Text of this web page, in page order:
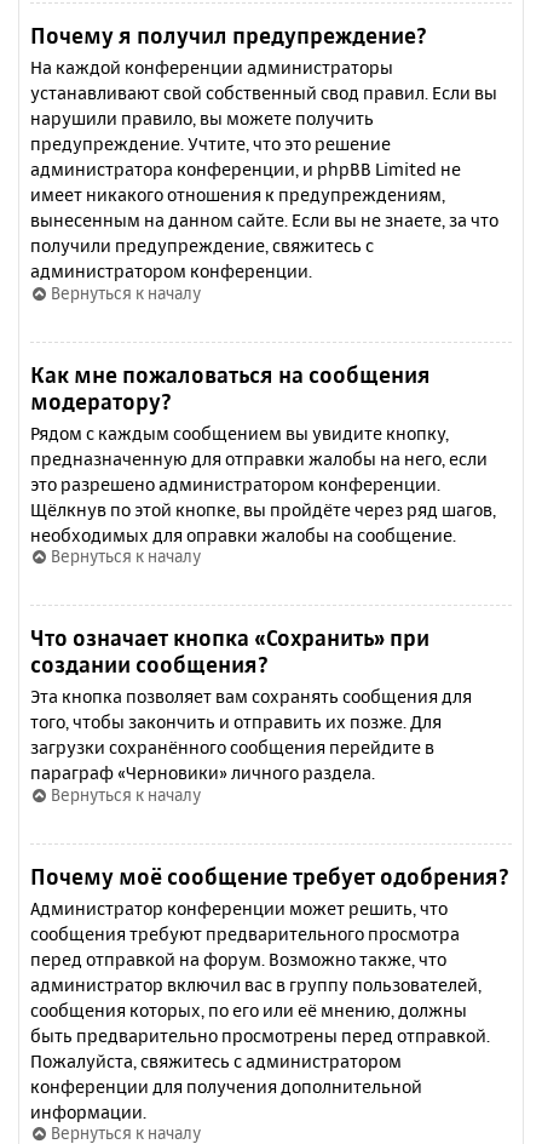
Почему я получил предупреждение?
На каждой конференции администраторы
устанавливают свой собственный свод правил. Если вы
нарушили правило, вы можете получить
предупреждение. Учтите, что это решение
администратора конференции, и phpBB Limited не
имеет никакого отношения к предупреждениям,
вынесенным на данном сайте. Если вы не знаете, за что
получили предупреждение, свяжитесь с
администратором конференции.
Вернуться к началу
Как мне пожаловаться на сообщения
модератору?
Рядом с каждым сообщением вы увидите кнопку,
предназначенную для отправки жалобы на него, если
это разрешено администратором конференции.
Щёлкнув по этой кнопке, вы пройдёте через ряд шагов,
необходимых для оправки жалобы на сообщение.
Вернуться к началу
Что означает кнопка «Сохранить» при
создании сообщения?
Эта кнопка позволяет вам сохранять сообщения для
того, чтобы закончить и отправить их позже. Для
загрузки сохранённого сообщения перейдите в
параграф «Черновики» личного раздела.
Вернуться к началу
Почему моё сообщение требует одобрения?
Администратор конференции может решить, что
сообщения требуют предварительного просмотра
перед отправкой на форум. Возможно также, что
администратор включил вас в группу пользователей,
сообщения которых, по его или её мнению, должны
быть предварительно просмотрены перед отправкой.
Пожалуйста, свяжитесь с администратором
конференции для получения дополнительной
информации.
Вернуться к началу